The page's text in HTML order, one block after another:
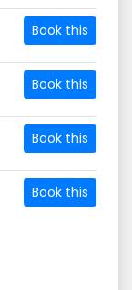
Book this
Book this
Book this
Book this